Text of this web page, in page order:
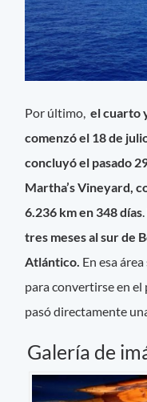
Por último,el cuarto
comenzó el 18 de
concluyó el pasado
Martha’s Vineyard,
6.236 km en 348 días
tres meses al sur de
Atlántico. En esa
para convertirse en
pasó directamente
Galería de